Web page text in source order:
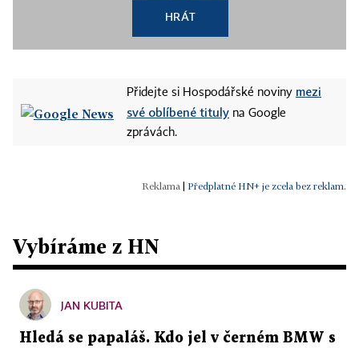
HRÁT
Přidejte si Hospodářské noviny mezi
své oblíbené tituly na Google
zprávách.
Předplatné HN+ je zcela bez reklam.
Vybíráme z HN
JAN KUBITA
Hledá se papaláš. Kdo jel v černém BMW s